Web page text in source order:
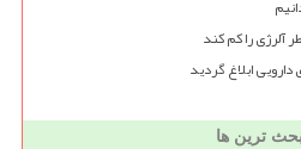
آلرژی را کم کند
ابلاغ گردید
ترین ها